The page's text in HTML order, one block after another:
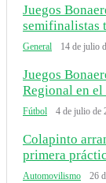
Juegos
semifinalistas
General 14 de julio
Juegos
Regional en el
Fútbol 4 de julio de
Colapinto
primera
Automovilismo 26